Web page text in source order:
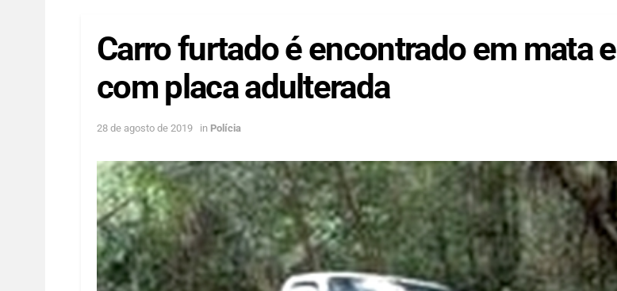
Carro furtado é encontrado em mata e
com placa adulterada
28 de agosto de 2019 in Polícia